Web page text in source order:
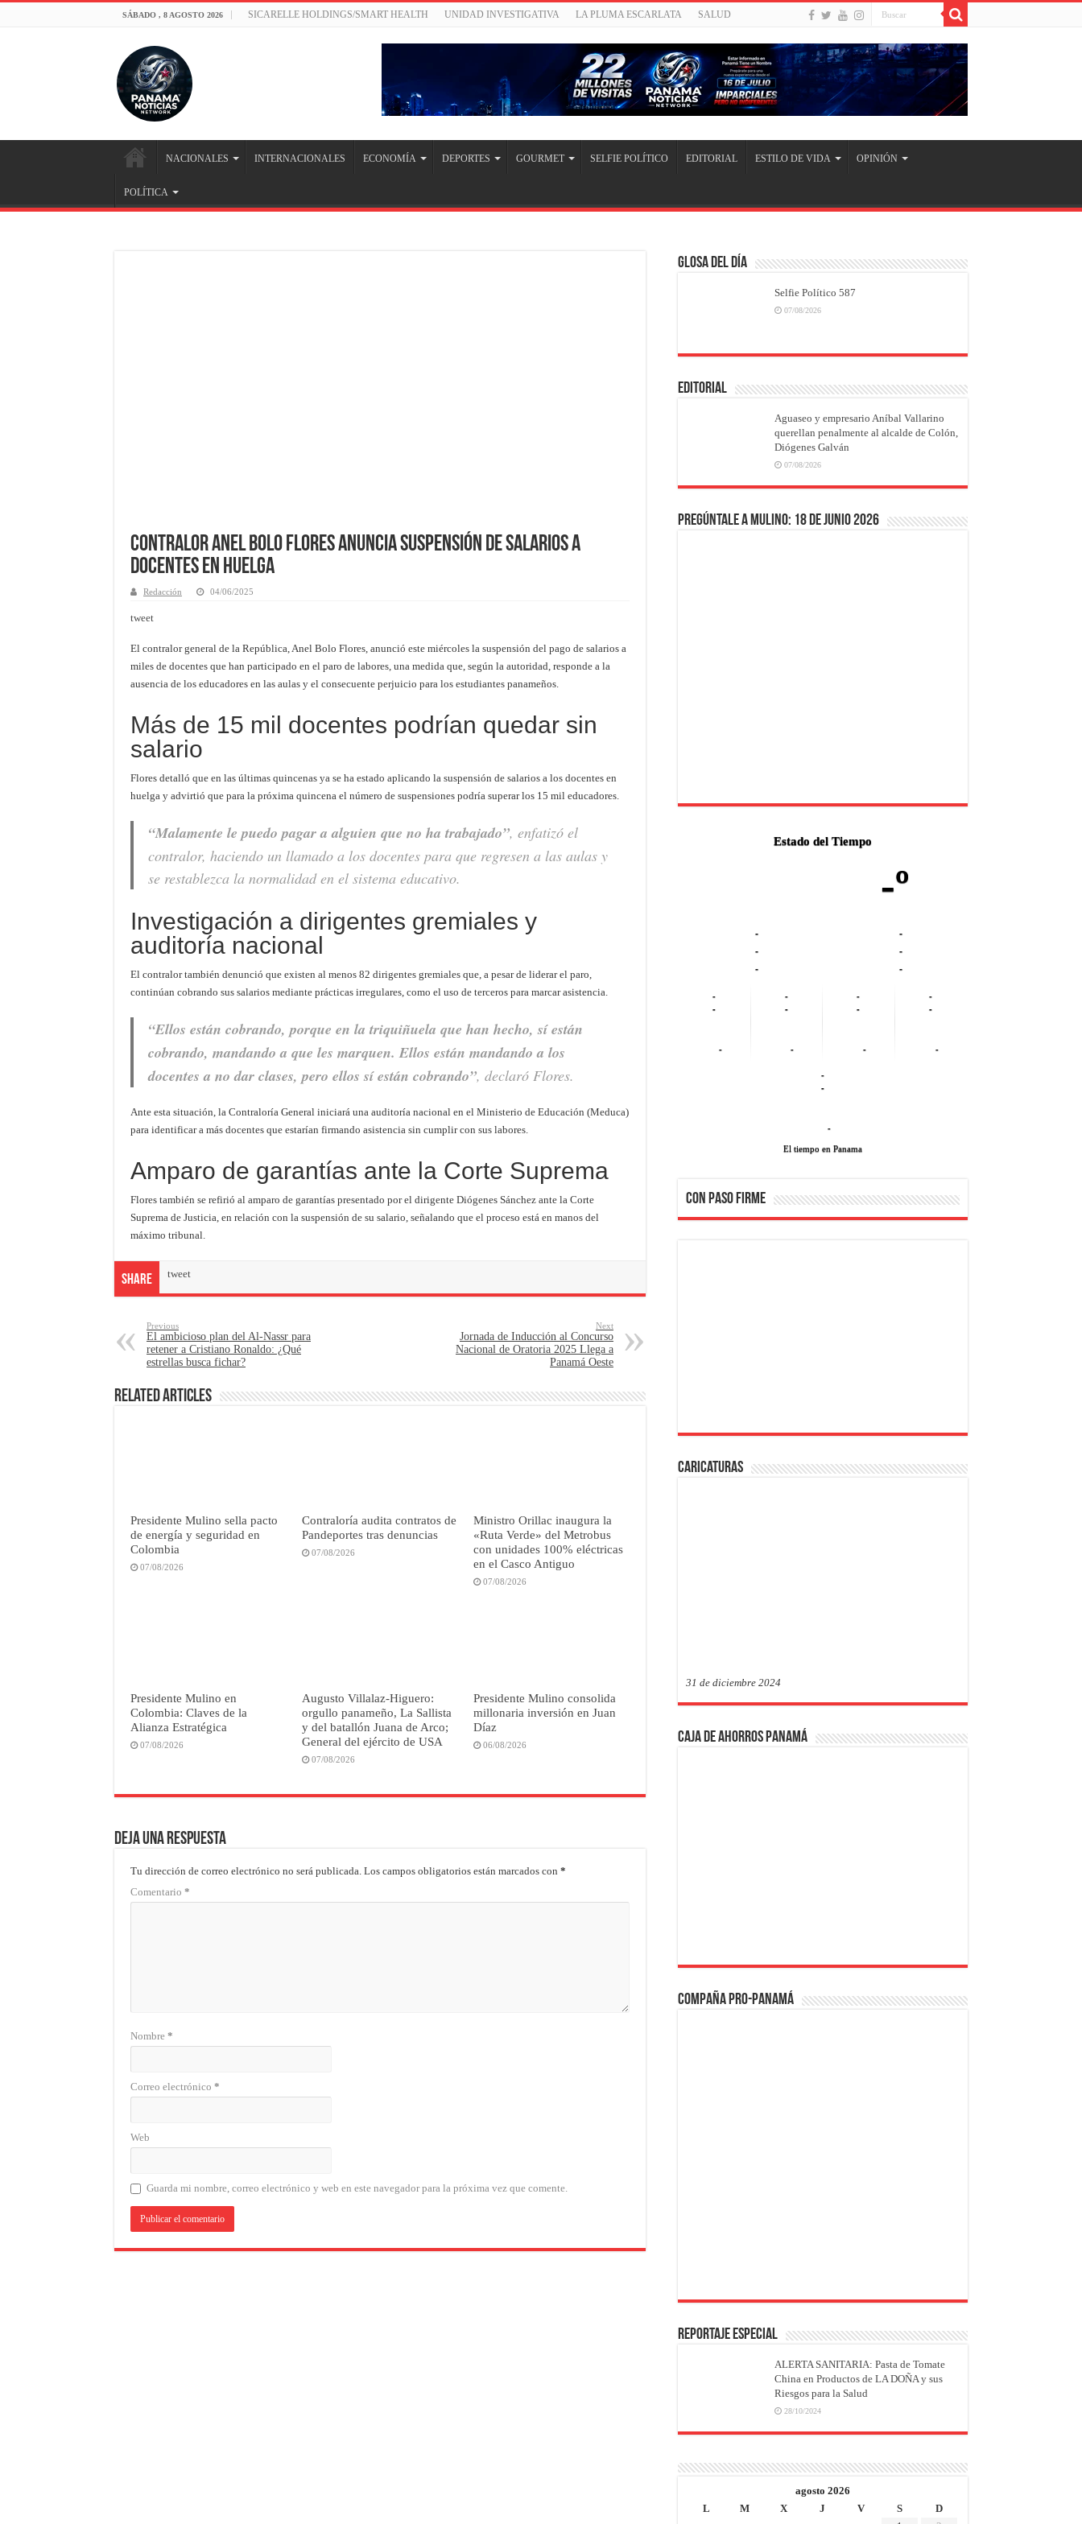
SÁBADO , 8 AGOSTO 2026 SICARELLE HOLDINGS/SMART HEALTH UNIDAD INVESTIGATIVA LA PLUMA ESCARLATA SALUD
NACIONALES INTERNACIONALES ECONOMÍA DEPORTES GOURMET SELFIE POLÍTICO EDITORIAL ESTILO DE VIDA OPINIÓN
POLÍTICA
Contralor Anel Bolo Flores Anuncia Suspensión de Salarios a
Docentes en Huelga
Redacción 04/06/2025
tweet
El contralor general de la República, Anel Bolo Flores, anunció este miércoles la suspensión del pago de salarios a
miles de docentes que han participado en el paro de labores, una medida que, según la autoridad, responde a la
ausencia de los educadores en las aulas y el consecuente perjuicio para los estudiantes panameños.
Más de 15 mil docentes podrían quedar sin
salario
Flores detalló que en las últimas quincenas ya se ha estado aplicando la suspensión de salarios a los docentes en
huelga y advirtió que para la próxima quincena el número de suspensiones podría superar los 15 mil educadores.
“Malamente le puedo pagar a alguien que no ha trabajado”, enfatizó el
contralor, haciendo un llamado a los docentes para que regresen a las aulas y
se restablezca la normalidad en el sistema educativo.
Investigación a dirigentes gremiales y
auditoría nacional
El contralor también denunció que existen al menos 82 dirigentes gremiales que, a pesar de liderar el paro,
continúan cobrando sus salarios mediante prácticas irregulares, como el uso de terceros para marcar asistencia.
“Ellos están cobrando, porque en la triquiñuela que han hecho, sí están
cobrando, mandando a que les marquen. Ellos están mandando a los
docentes a no dar clases, pero ellos sí están cobrando”, declaró Flores.
Ante esta situación, la Contraloría General iniciará una auditoría nacional en el Ministerio de Educación (Meduca)
para identificar a más docentes que estarían firmando asistencia sin cumplir con sus labores.
Amparo de garantías ante la Corte Suprema
Flores también se refirió al amparo de garantías presentado por el dirigente Diógenes Sánchez ante la Corte
Suprema de Justicia, en relación con la suspensión de su salario, señalando que el proceso está en manos del
máximo tribunal.
Share tweet
Previous
El ambicioso plan del Al-Nassr para
retener a Cristiano Ronaldo: ¿Qué
estrellas busca fichar?
Next
Jornada de Inducción al Concurso
Nacional de Oratoria 2025 Llega a
Panamá Oeste
Related Articles
Presidente Mulino sella pacto
de energía y seguridad en
Colombia
07/08/2026
Contraloría audita contratos de
Pandeportes tras denuncias
07/08/2026
Ministro Orillac inaugura la
«Ruta Verde» del Metrobus
con unidades 100% eléctricas
en el Casco Antiguo
07/08/2026
Presidente Mulino en
Colombia: Claves de la
Alianza Estratégica
07/08/2026
Augusto Villalaz-Higuero:
orgullo panameño, La Sallista
y del batallón Juana de Arco;
General del ejército de USA
07/08/2026
Presidente Mulino consolida
millonaria inversión en Juan
Díaz
06/08/2026
Deja una respuesta
Tu dirección de correo electrónico no será publicada. Los campos obligatorios están marcados con *
Comentario *
Nombre *
Correo electrónico *
Web
Guarda mi nombre, correo electrónico y web en este navegador para la próxima vez que comente.
Glosa del Día
Selfie Político 587
07/08/2026
EDITORIAL
Aguaseo y empresario Aníbal Vallarino
querellan penalmente al alcalde de Colón,
Diógenes Galván
07/08/2026
Pregúntale a Mulino: 18 de junio 2026
Estado del Tiempo
-º
-
-
-
-
-
-
-
-
-
-
-
-
-
-
-
-
-
-
-
-
-
El tiempo en Panama
CON PASO FIRME
Caricaturas
31 de diciembre 2024
Caja de Ahorros Panamá
Compaña PRO-Panamá
REPORTAJE ESPECIAL
ALERTA SANITARIA: Pasta de Tomate
China en Productos de LA DOÑA y sus
Riesgos para la Salud
28/10/2024
agosto 2026
L
M X J V S
D